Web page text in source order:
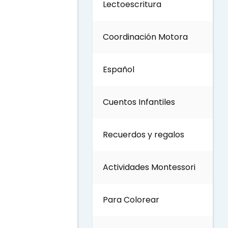
Día del Trabajo
Día de los Abuelos
Día del padre
Día del Maestro
Día internacional de los
Lectoescritura
Coordinación Motora
Español
Cuentos Infantiles
Recuerdos y regalos
Actividades Montessori
Para Colorear